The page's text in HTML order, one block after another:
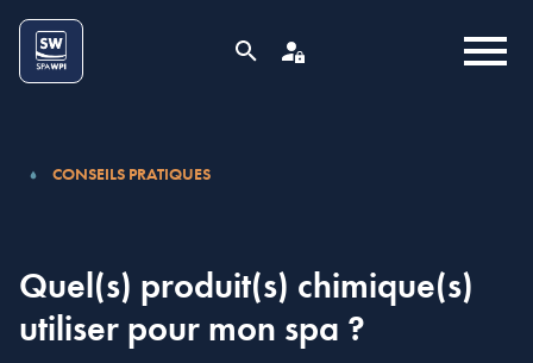
RECHERCHEESPACE PRO
MENU
CONSEILS PRATIQUES
Quel(s) produit(s) chimique(s)
utiliser pour mon spa ?